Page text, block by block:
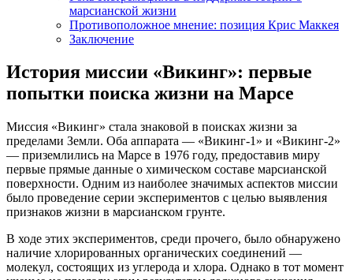
марсианской жизни
Противоположное мнение: позиция Крис Маккея
Заключение
История миссии «Викинг»: первые
попытки поиска жизни на Марсе
Миссия «Викинг» стала знаковой в поисках жизни за
пределами Земли. Оба аппарата — «Викинг-1» и «Викинг-2»
— приземлились на Марсе в 1976 году, предоставив миру
первые прямые данные о химическом составе марсианской
поверхности. Одним из наиболее значимых аспектов миссии
было проведение серии экспериментов с целью выявления
признаков жизни в марсианском грунте.
В ходе этих экспериментов, среди прочего, было обнаружено
наличие хлорированных органических соединений —
молекул, состоящих из углерода и хлора. Однако в тот момент